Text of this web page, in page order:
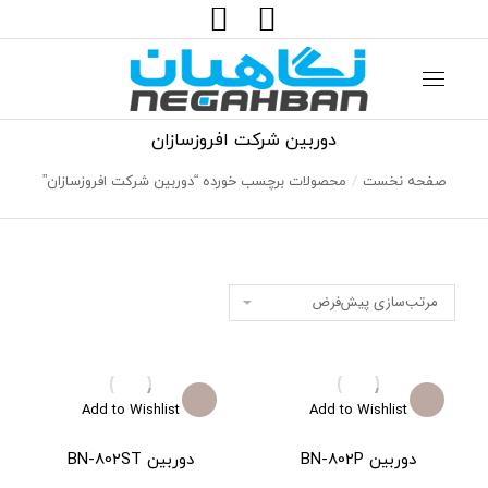
جستجو:
دوربین شرکت افروزسازان
مکان شما:
صفحه نخست محصولات برچسب خورده “دوربین شرکت افروزسازان”
Add to Wishlist
دوربین BN-802P
Add to Wishlist
دوربین BN-802ST